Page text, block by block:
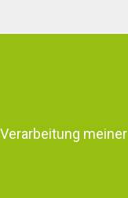
meiner